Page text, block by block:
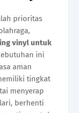
prioritas
vinyl untuk
ini
aman
tingkat
menyerap
berhenti